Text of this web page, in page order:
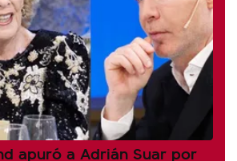
apuró a Adrián Suar por